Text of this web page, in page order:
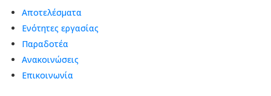
Αποτελέσματα
Ενότητες εργασίας
Παραδοτέα
Ανακοινώσεις
Επικοινωνία